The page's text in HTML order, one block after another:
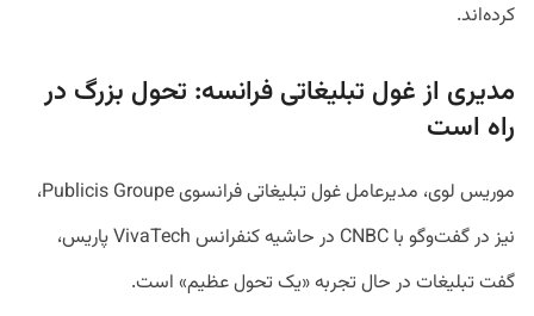
کرده‌اند.
مدیری از غول تبلیغاتی فرانسه: تحول بزرگ در
راه است
موریس لوی، مدیرعامل غول تبلیغاتی فرانسوی Publicis Groupe،
نیز در گفت‌وگو با CNBC در حاشیه کنفرانس VivaTech پاریس،
گفت تبلیغات در حال تجربه «یک تحول عظیم» است.